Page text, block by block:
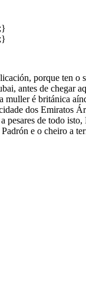
porque ten o
antes de chegar
é británica
dos Emiratos
pesares de todo
e o cheiro a